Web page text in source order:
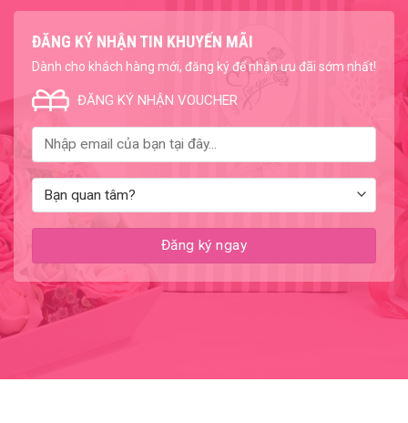
ĐĂNG KÝ NHẬN TIN KHUYẾN MÃI
Dành cho khách hàng mới, đăng ký để nhận ưu đãi sớm nhất!
ĐĂNG KÝ NHẬN VOUCHER